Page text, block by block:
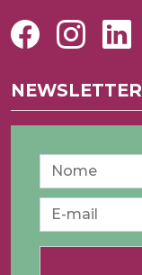
NEWSLETTER